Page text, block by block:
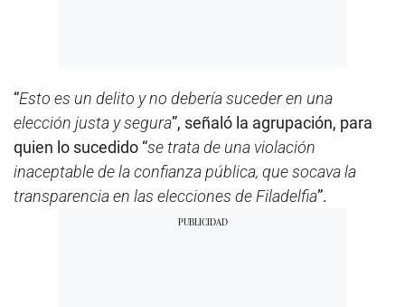
“Esto es un delito y no debería suceder en una
elección justa y segura”, señaló la agrupación, para
quien lo sucedido “se trata de una violación
inaceptable de la confianza pública, que socava la
transparencia en las elecciones de Filadelfia”.